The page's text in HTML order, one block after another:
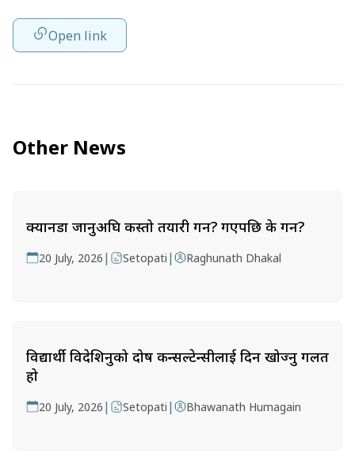
Open link
Other News
क्यानडा जानुअघि कस्तो तयारी गर्ने? गएपछि के गर्ने?
20 July, 2026 | Setopati | Raghunath Dhakal
विद्यार्थी विदेशिनुको दोष कन्सल्टेन्सीलाई दिन खोज्नु गलत
हो
20 July, 2026 | Setopati | Bhawanath Humagain